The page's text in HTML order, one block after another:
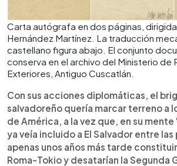
Carta autógrafa en dos páginas,
Hernández Martínez. La traducción
castellano figura abajo. El conjunto
conserva en el archivo del Ministerio de
Exteriores, Antiguo Cuscatlán.
Con sus acciones diplomáticas, el
salvadoreño quería marcar terreno a
de América, a la vez que, en su
ya veía incluido a El Salvador entre
apenas unos años más tarde
Roma-Tokio y desatarían la Segunda